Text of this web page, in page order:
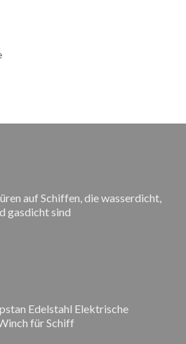
auf Schiffen, die wasserdicht,
gasdicht sind
Edelstahl Elektrische
für Schiff